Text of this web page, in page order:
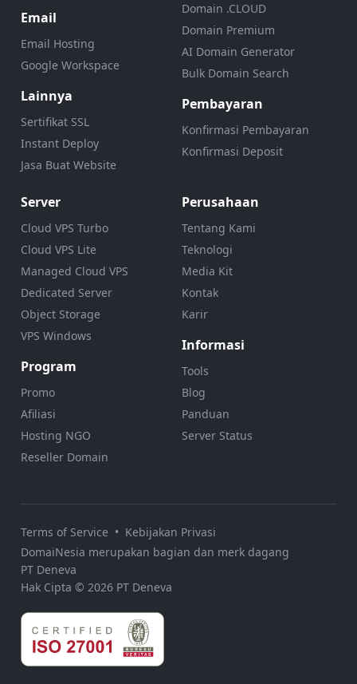
Email
Email Hosting
Google Workspace
Lainnya
Sertifikat SSL
Instant Deploy
Jasa Buat Website
Domain .CLOUD
Domain Premium
AI Domain Generator
Bulk Domain Search
Pembayaran
Konfirmasi Pembayaran
Konfirmasi Deposit
Server
Cloud VPS Turbo
Cloud VPS Lite
Managed Cloud VPS
Dedicated Server
Object Storage
VPS Windows
Program
Promo
Afiliasi
Hosting NGO
Reseller Domain
Perusahaan
Tentang Kami
Teknologi
Media Kit
Kontak
Karir
Informasi
Tools
Blog
Panduan
Server Status
Terms of Service • Kebijakan Privasi
DomaiNesia merupakan bagian dan merk dagang
PT Deneva
Hak Cipta © 2026 PT Deneva